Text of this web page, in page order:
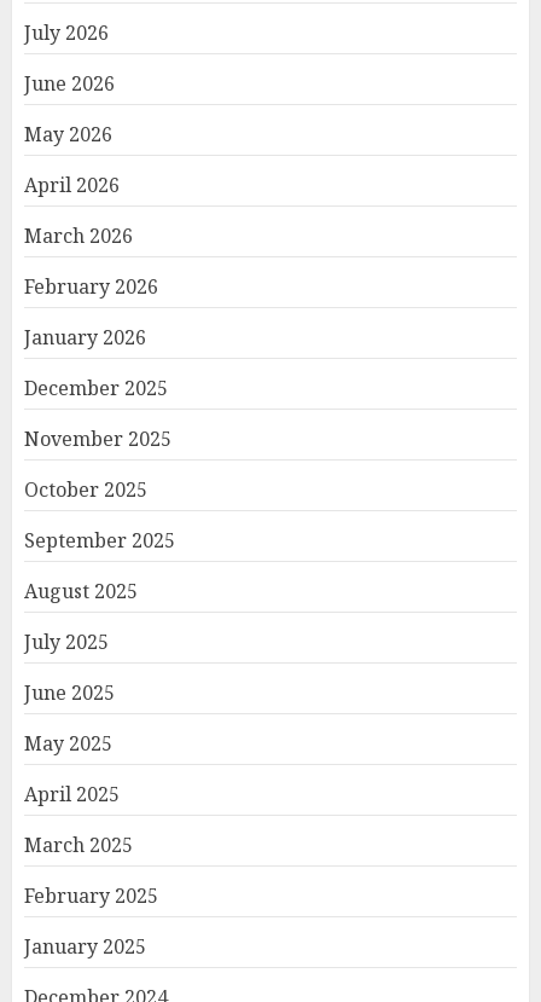
July 2026
June 2026
May 2026
April 2026
March 2026
February 2026
January 2026
December 2025
November 2025
October 2025
September 2025
August 2025
July 2025
June 2025
May 2025
April 2025
March 2025
February 2025
January 2025